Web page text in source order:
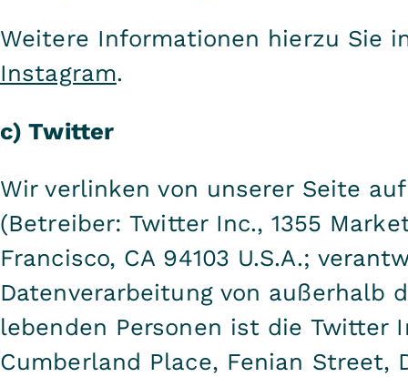
Weitere Informationen hierzu Sie
Instagram.
c) Twitter
Wir verlinken von unserer Seite
(Betreiber: Twitter Inc., 1355
Francisco, CA 94103 U.S.A.;
Datenverarbeitung von außerhalb
lebenden Personen ist die Twitter
Cumberland Place, Fenian Street,